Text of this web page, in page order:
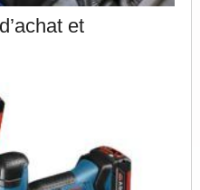
et